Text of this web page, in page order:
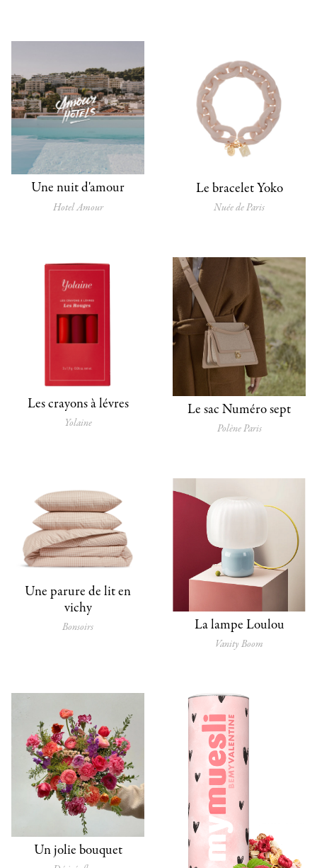
Une nuit d'amour
Hotel Amour
Le bracelet Yoko
Nuée de Paris
Les crayons à lévres
Yolaine
Le sac Numéro sept
Polène Paris
Une parure de lit en
vichy
Bonsoirs La lampe Loulou
Vanity Boom
Un jolie bouquet